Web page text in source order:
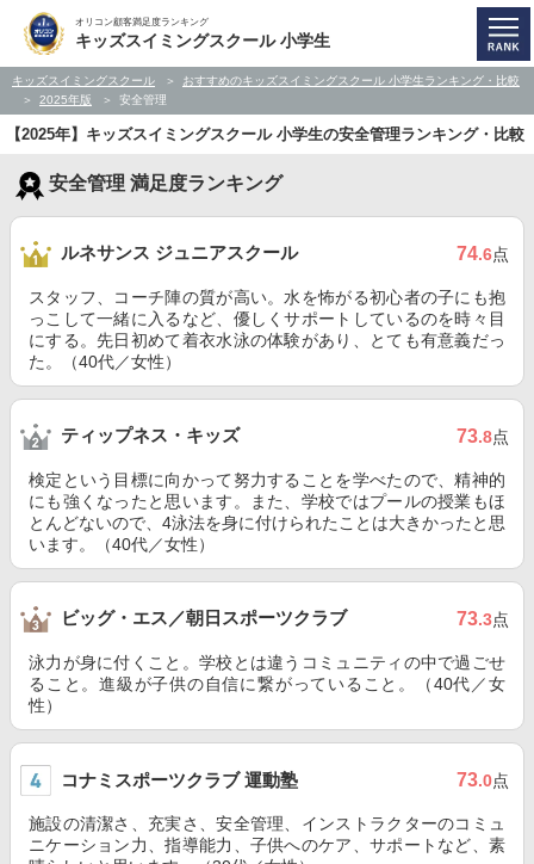
オリコン顧客満足度ランキング
キッズスイミングスクール 小学生
キッズスイミングスクール
おすすめのキッズスイミングスクール 小学生ランキング・比較
2025年版
安全管理
【2025年】キッズスイミングスクール 小学生の安全管理ランキング・比較
安全管理 満足度ランキング
ルネサンス ジュニアスクール 74.6点
スタッフ、コーチ陣の質が高い。水を怖がる初心者の子にも抱
っこして一緒に入るなど、優しくサポートしているのを時々目
にする。先日初めて着衣水泳の体験があり、とても有意義だっ
た。（40代／女性）
ティップネス・キッズ 73.8点
検定という目標に向かって努力することを学べたので、精神的
にも強くなったと思います。また、学校ではプールの授業もほ
とんどないので、4泳法を身に付けられたことは大きかったと思
います。（40代／女性）
ビッグ・エス／朝日スポーツクラブ 73.3点
泳力が身に付くこと。学校とは違うコミュニティの中で過ごせ
ること。進級が子供の自信に繋がっていること。（40代／女
性）
コナミスポーツクラブ 運動塾 73.0点
施設の清潔さ、充実さ、安全管理、インストラクターのコミュ
ニケーション力、指導能力、子供へのケア、サポートなど、素